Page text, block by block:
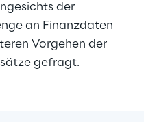
der
an Finanzdaten
Vorgehen der
gefragt.